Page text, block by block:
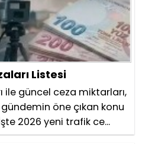
Listesi
ile güncel ceza miktarları,
öne çıkan konu
2026 yeni trafik ce...